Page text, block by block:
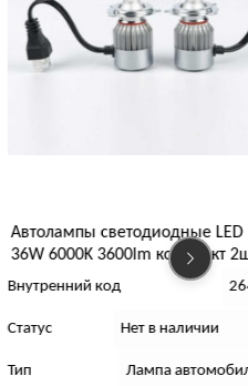
Автолампы светодиодные LED
36W 6000K 3600lm комплект 2шт.
Внутренний код
Статус Нет в наличии
Тип Лампа